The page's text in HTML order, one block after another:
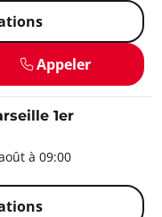
Appeler
1er
à 09:00